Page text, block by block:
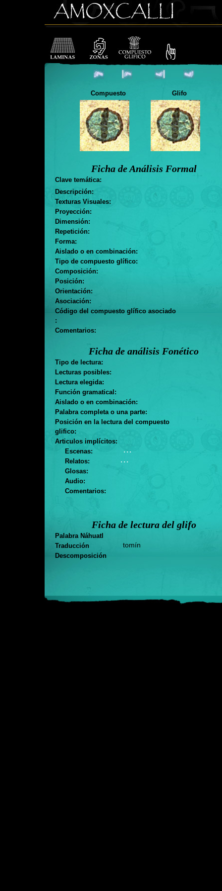
Compuesto Glifo
Ficha de Análisis Formal
Clave temática:
Descripción:
Texturas Visuales:
Proyección:
Dimensión:
Repetición:
Forma:
Aislado o en combinación:
Tipo de compuesto glífico:
Composición:
Posición:
Orientación:
Asociación:
Código del compuesto glífico asociado
:
Comentarios:
Ficha de análisis Fonético
Tipo de lectura:
Lecturas posibles:
Lectura elegida:
Función gramatical:
Aislado o en combinación:
Palabra completa o una parte:
Posición en la lectura del compuesto
glifico:
Articulos implícitos:
Escenas:
. . .
Relatos:
. . .
Glosas:
Audio:
Comentarios:
Ficha de lectura del glifo
Palabra Náhuatl
Traducción
tomín
Descomposición